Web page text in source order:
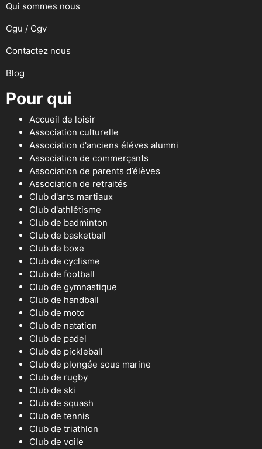
Qui sommes nous
Cgu / Cgv
Contactez nous
Blog
Pour qui
Accueil de loisir
Association culturelle
Association d'anciens éléves alumni
Association de commerçants
Association de parents d’élèves
Association de retraités
Club d'arts martiaux
Club d'athlétisme
Club de badminton
Club de basketball
Club de boxe
Club de cyclisme
Club de football
Club de gymnastique
Club de handball
Club de moto
Club de natation
Club de padel
Club de pickleball
Club de plongée sous marine
Club de rugby
Club de ski
Club de squash
Club de tennis
Club de triathlon
Club de voile